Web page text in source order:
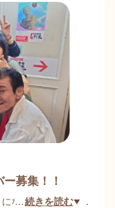
〜/開演21:30〜
ものまねLIVE」
町６−２ 生駒ビル
にメッセージ頂く
まで。
番号等お伝え願
募集！！
なってまいりまし
…続きを読む